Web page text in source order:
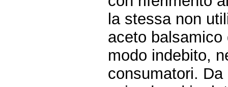
la stessa non
aceto
modo indebito,
consumatori.